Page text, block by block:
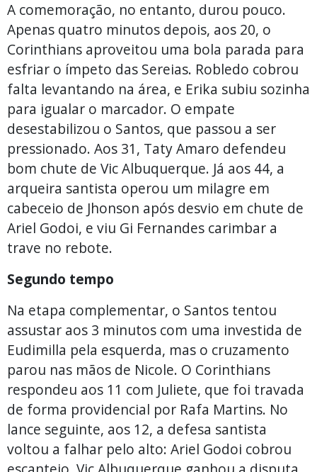
A comemoração, no entanto, durou pouco.
Apenas quatro minutos depois, aos 20, o
Corinthians aproveitou uma bola parada para
esfriar o ímpeto das Sereias. Robledo cobrou
falta levantando na área, e Erika subiu sozinha
para igualar o marcador. O empate
desestabilizou o Santos, que passou a ser
pressionado. Aos 31, Taty Amaro defendeu
bom chute de Vic Albuquerque. Já aos 44, a
arqueira santista operou um milagre em
cabeceio de Jhonson após desvio em chute de
Ariel Godoi, e viu Gi Fernandes carimbar a
trave no rebote.
Segundo tempo
Na etapa complementar, o Santos tentou
assustar aos 3 minutos com uma investida de
Eudimilla pela esquerda, mas o cruzamento
parou nas mãos de Nicole. O Corinthians
respondeu aos 11 com Juliete, que foi travada
de forma providencial por Rafa Martins. No
lance seguinte, aos 12, a defesa santista
voltou a falhar pelo alto: Ariel Godoi cobrou